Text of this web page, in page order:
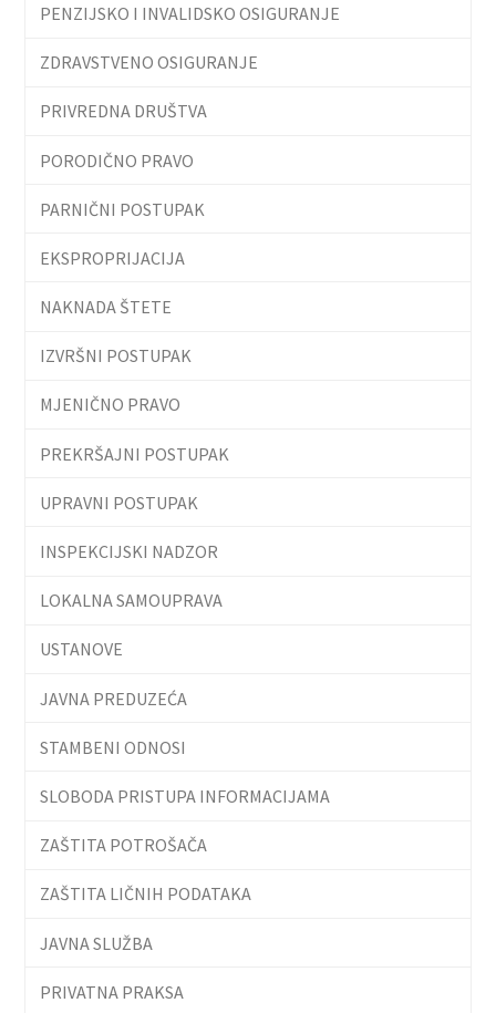
PENZIJSKO I INVALIDSKO OSIGURANJE
ZDRAVSTVENO OSIGURANJE
PRIVREDNA DRUŠTVA
PORODIČNO PRAVO
PARNIČNI POSTUPAK
EKSPROPRIJACIJA
NAKNADA ŠTETE
IZVRŠNI POSTUPAK
MJENIČNO PRAVO
PREKRŠAJNI POSTUPAK
UPRAVNI POSTUPAK
INSPEKCIJSKI NADZOR
LOKALNA SAMOUPRAVA
USTANOVE
JAVNA PREDUZEĆA
STAMBENI ODNOSI
SLOBODA PRISTUPA INFORMACIJAMA
ZAŠTITA POTROŠAČA
ZAŠTITA LIČNIH PODATAKA
JAVNA SLUŽBA
PRIVATNA PRAKSA